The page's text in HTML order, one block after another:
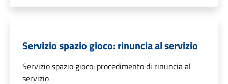
Servizio spazio gioco: rinuncia al servizio
Servizio spazio gioco: procedimento di rinuncia al
servizio